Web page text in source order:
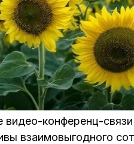
конференц-
взаимовыгодного